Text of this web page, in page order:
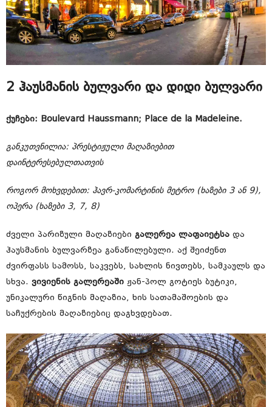
2 ჰაუსმანის ბულვარი და დიდი ბულვარი
ქუჩები: Boulevard Haussmann; Place de la Madeleine.
განკუთვნილია: პრესტიჟული მაღაზიებით
დაინტერესებულთათვის
როგორ მოხვდებით: ჰავრ-კომარტინის მეტრო (ხაზები 3 ან 9),
ოპერა (ხაზები 3, 7, 8)
ძველი პარიზული მაღაზიები გალერეა ლაფაიეტსა და
ჰაუსმანის ბულვარზეა განაწილებული. აქ შეიძენთ
ძვირფასს სამოსს, საკვებს, სახლის ნივთებს, სამკაულს და
სხვა. ვივიენის გალერეაში ჟან-პოლ გოტიეს ბუტიკი,
უნიკალური წიგნის მაღაზია, ხის სათამაშოების და
საჩუქრების მაღაზიებიც დაგხვდებათ.